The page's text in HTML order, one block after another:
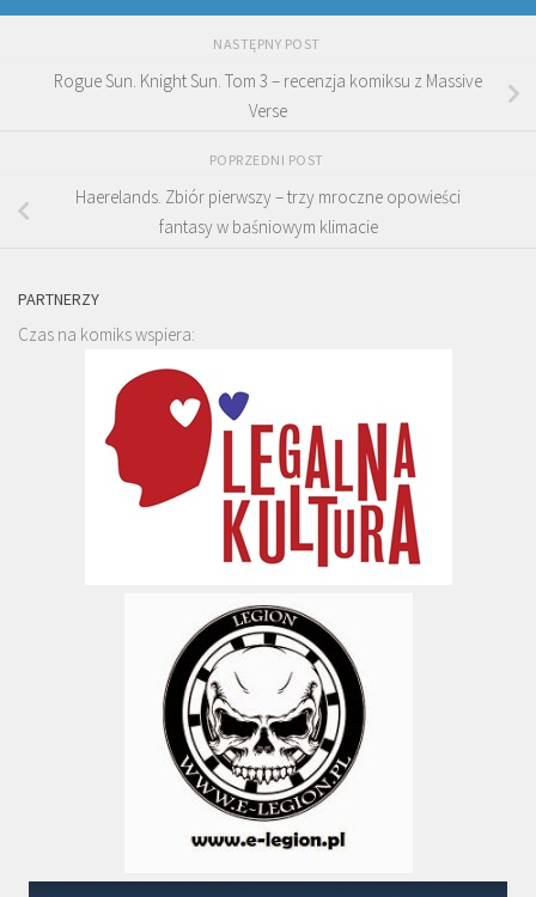
NASTĘPNY POST
Rogue Sun. Knight Sun. Tom 3 – recenzja komiksu z Massive
Verse
POPRZEDNI POST
Haerelands. Zbiór pierwszy – trzy mroczne opowieści
fantasy w baśniowym klimacie
PARTNERZY
Czas na komiks wspiera: